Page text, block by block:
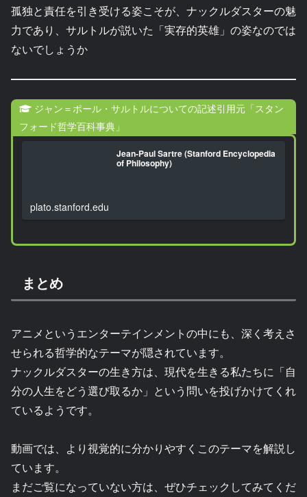
孤独と責任を引き受ける姿こそが、ナックルダスターの魅
力であり、サルトルが説いた「実存的英雄」の姿なのでは
ないでしょうか
ジャン＝ポール・サルトルについての記述引用元「スタン
フォード哲学百科事典」
Jean-Paul Sartre (Stanford Encyclopedia
of Philosophy)
plato.stanford.edu
まとめ
アニメというエンターテインメントの中にも、深く考えさ
せられる哲学的なテーマが隠されています。
ナックルダスターの生き方は、現代を生きる私たちに「自
分の人生をどう選び取るか」という問いを投げかけてくれ
ているようです。
動画では、より視覚的に分かりやすくこのテーマを解説し
ています。
まだご覧になっていない方は、ぜひチェックしてみてくだ